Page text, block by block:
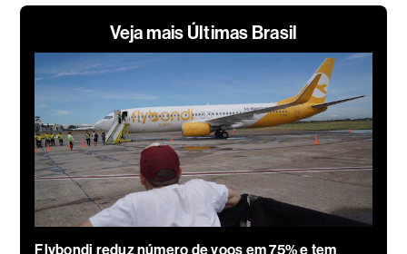
Veja mais Últimas Brasil
Flybondi reduz número de voos em 75% e tem